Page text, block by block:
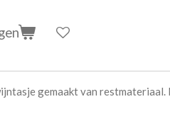
gemaakt van restmateriaal.